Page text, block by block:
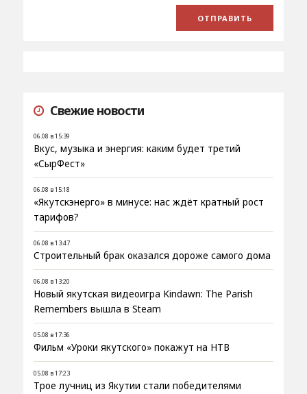
Свежие новости
06.08 в 15:39
Вкус, музыка и энергия: каким будет третий
«СырФест»
06.08 в 15:18
«Якутскэнерго» в минусе: нас ждёт кратный рост
тарифов?
06.08 в 13:47
Строительный брак оказался дороже самого дома
06.08 в 13:20
Новый якутская видеоигра Kindawn: The Parish
Remembers вышла в Steam
05.08 в 17:36
Фильм «Уроки якутского» покажут на НТВ
05.08 в 17:23
Трое лучниц из Якутии стали победителями